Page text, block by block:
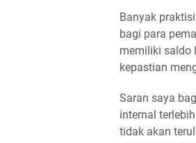
Banyak
bagi para
memiliki saldo
kepastian
Saran saya
internal
tidak akan